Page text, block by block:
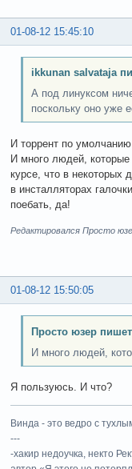
01-08-12 15:45:10
ikkunan salvataja
А под линуксом
поскольку оно уже
И торрент по
И много людей,
курсе, что в некоторых
в инсталляторах
поебать, да!
Редактировался Просто
01-08-12 15:50:05
Просто юзер
И много людей,
Я пользуюсь. И что?
Винда - это ведро с
---
-хакир недоучка, некто